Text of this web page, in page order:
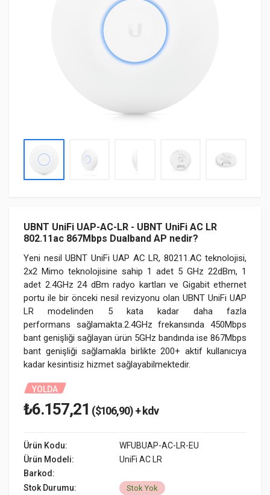
UBNT UniFi UAP-AC-LR - UBNT UniFi AC LR
802.11ac 867Mbps Dualband AP nedir?
Yeni nesil UBNT UniFi UAP AC LR, 80211.AC teknolojisi,
2x2 Mimo teknolojisine sahip 1 adet 5 GHz 22dBm, 1
adet 2.4GHz 24 dBm radyo kartları ve Gigabit ethernet
portu ile bir önceki nesil revizyonu olan UBNT UniFi UAP
LR modelinden 5 kata kadar daha fazla
performans sağlamakta.2.4GHz frekansında 450Mbps
bant genişliği sağlayan ürün 5GHz bandında ise 867Mbps
bant genişliği sağlamakla birlikte 200+ aktif kullanıcıya
kadar kesintisiz hizmet sağlayabilmektedir.
YOLDA
₺6.157,21 ($106,90) + kdv
Ürün Kodu:
WFUBUAP-AC-LR-EU
Ürün Modeli:
UniFi AC LR
Barkod:
Stok Durumu:
Stok Yok